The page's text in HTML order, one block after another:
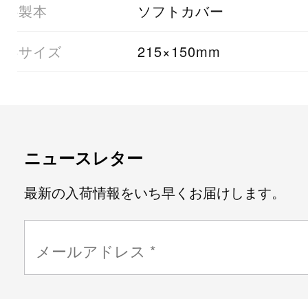
06製本 ソフトカバー
08サイズ 215×150mm
ニュースレター
最新の入荷情報をいち早くお届けします。